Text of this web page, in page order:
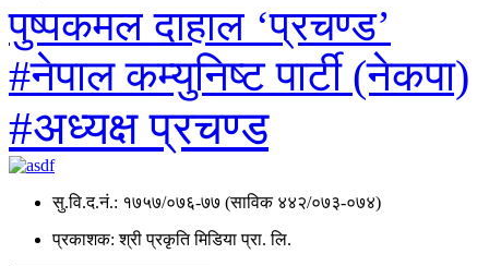
पुष्पकमल दाहाल ‘प्रचण्ड’
#नेपाल कम्युनिष्ट पार्टी (नेकपा)
#अध्यक्ष प्रचण्ड
सु.वि.द.नं.: १७५७/०७६-७७ (साविक ४४२/०७३-०७४)
प्रकाशक: श्री प्रकृति मिडिया प्रा. लि.